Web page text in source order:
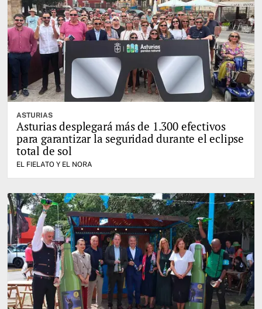
ASTURIAS
Asturias desplegará más de 1.300 efectivos
para garantizar la seguridad durante el eclipse
total de sol
EL FIELATO Y EL NORA